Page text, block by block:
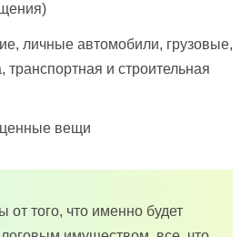
личные автомобили, грузовые,
транспортная и строительная
ценные вещи
от того, что именно будет